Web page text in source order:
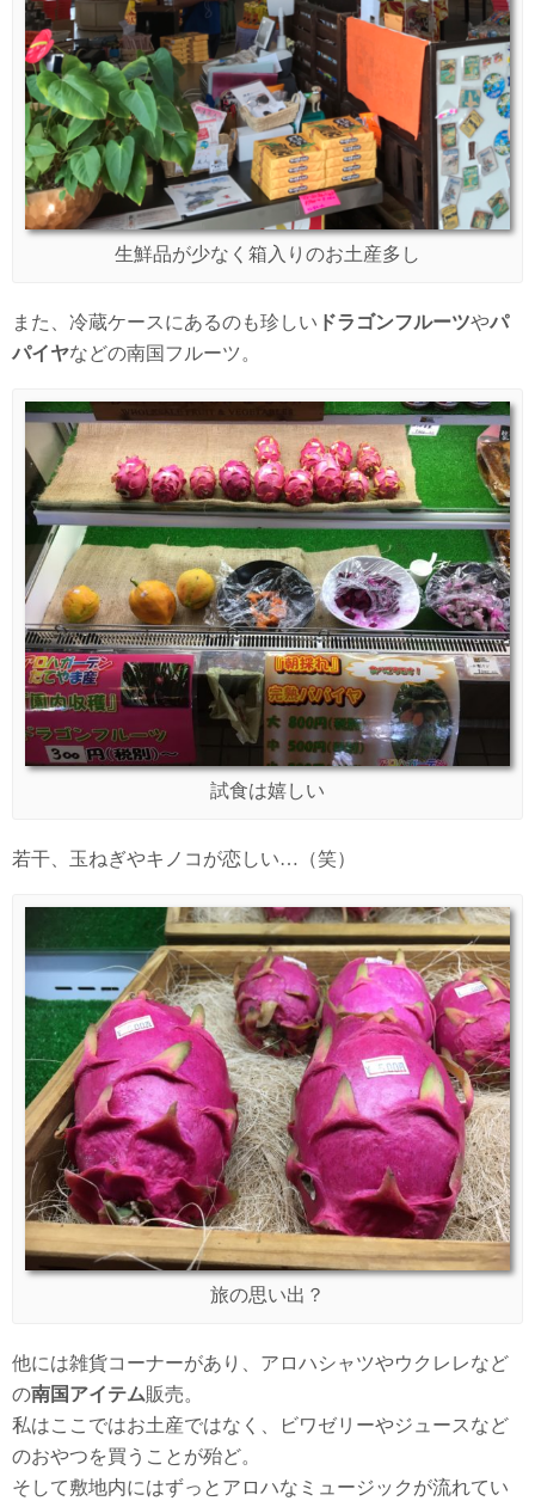
生鮮品が少なく箱入りのお土産多し
また、冷蔵ケースにあるのも珍しい ドラゴンフルーツやパ
パイヤなどの南国フルーツ。
試食は嬉しい
若干、玉ねぎやキノコが恋しい…（笑）
旅の思い出？
他には雑貨コーナーがあり、アロハシャツやウクレレなど
の南国アイテム販売。
私はここではお土産ではなく、ビワゼリーやジュースなど
のおやつを買うことが殆ど。
そして敷地内にはずっとアロハなミュージックが流れてい